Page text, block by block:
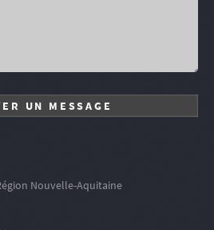
Nouvelle-Aquitaine